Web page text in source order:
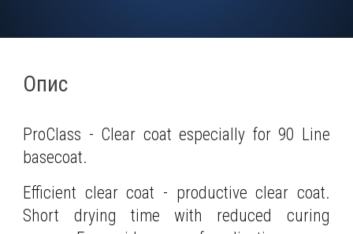
Опис
ProClass - Clear coat especially for 90 Line
basecoat.
Efficient clear coat - productive clear coat.
Short drying time with reduced curing